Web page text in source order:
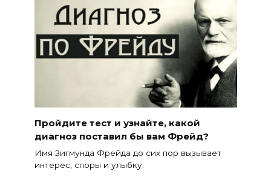
Пройдите тест и узнайте, какой
диагноз поставил бы вам Фрейд?
Имя Зигмунда Фрейда до сих пор вызывает
интерес, споры и улыбку.